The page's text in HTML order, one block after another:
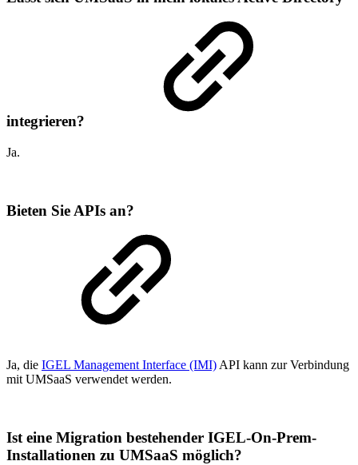
integrieren?
Ja.
Bieten Sie APIs an?
Ja, die IGEL Management Interface (IMI)API kann zur Verbindung
mit UMSaaS verwendet werden.
Ist eine Migration bestehender IGEL-On-Prem-
Installationen zu UMSaaS möglich?